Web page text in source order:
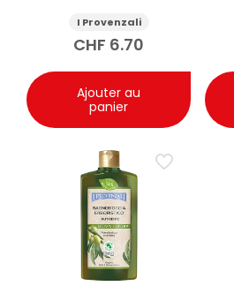
d’Amande Douce
400ml
I Provenzali
CHF 6.70
Ajouter au
panier